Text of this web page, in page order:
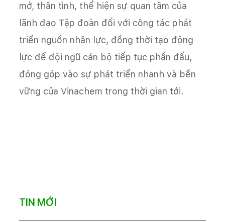
mở, thân tình, thể hiện sự quan tâm của
lãnh đạo Tập đoàn đối với công tác phát
triển nguồn nhân lực, đồng thời tạo động
lực để đội ngũ cán bộ tiếp tục phấn đấu,
đóng góp vào sự phát triển nhanh và bền
vững của Vinachem trong thời gian tới.
TIN MỚI